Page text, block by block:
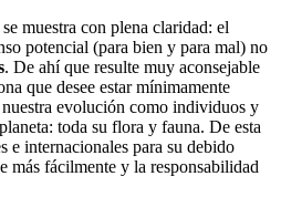
muestra con plena claridad: el
potencial (para bien y para mal) no
. De ahí que resulte muy aconsejable
que desee estar mínimamente
evolución como individuos y
toda su flora y fauna. De esta
e internacionales para su debido
más fácilmente y la responsabilidad